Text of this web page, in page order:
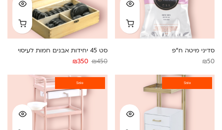
סדיני מיטה ח”פ
₪50
סט 45 יחידות אבנים חמות לעיסוי
₪450
המחיר
היה:
₪450.
₪350
₪350.
Sale
Sale